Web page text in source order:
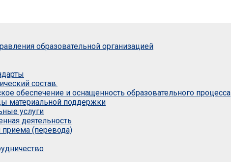
образовательной организацией
состав.
обеспечение и оснащенность образовательного процесса
материальной поддержки
услуги
деятельность
приема (перевода)